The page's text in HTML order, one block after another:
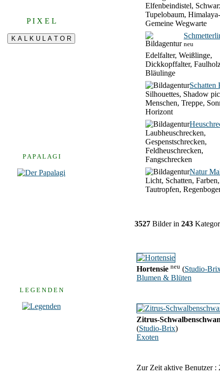
P I X E L
P A P A L A G I
L E G E N D E N
Elfenbeindistel,
Tupelobaum,
Gemeine Wegwarte
neu
Edelfalter, Weißlinge,
Dickkopffalter,
Bläulinge
Schatten
Silhouettes, Shadow
Menschen, Treppe,
Horizont
Laubheuschrecken,
Gespenstschrecken,
Feldheuschrecken,
Fangschrecken
Natur
Licht, Schatten,
Tautropfen,
3527 Bilder in 243
Hortensie neu (Studio-
Blumen & Blüten
Zitrus-
(Studio-Brix)
Exoten
Zur Zeit aktive Benutzer :